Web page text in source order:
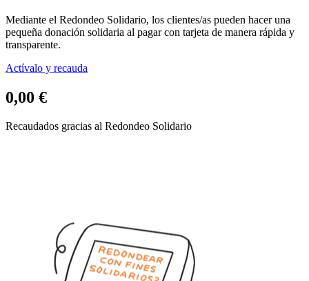
Mediante el Redondeo Solidario, los clientes/as pueden hacer una
pequeña donación solidaria al pagar con tarjeta de manera rápida y
transparente.
Actívalo y recauda
0,00 €
Recaudados gracias al Redondeo Solidario